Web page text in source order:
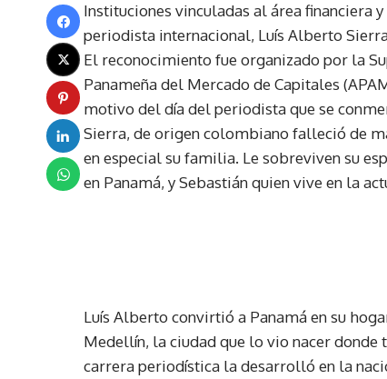
Instituciones vinculadas al área financiera
periodista internacional, Luís Alberto
El reconocimiento fue organizado por la
Panameña del Mercado de Capitales
motivo del día del periodista que se
Sierra, de origen colombiano falleció de
en especial su familia. Le sobreviven su
en Panamá, y Sebastián quien vive en la
Luís Alberto convirtió a Panamá en su
Medellín, la ciudad que lo vio nacer donde
carrera periodística la desarrolló en la